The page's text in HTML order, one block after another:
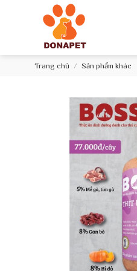
dung
Trang chủ / Sản phẩm khác